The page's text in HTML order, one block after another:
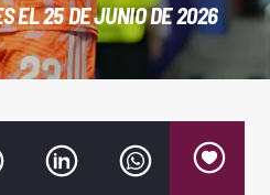
EL 25 DE JUNIO DE 2026